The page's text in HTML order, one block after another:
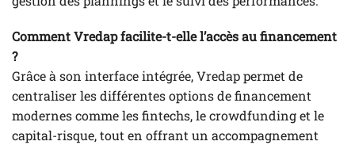
Comment Vredap facilite-t-elle l’accès au financement
?
Grâce à son interface intégrée, Vredap permet de
centraliser les différentes options de financement
modernes comme les fintechs, le crowdfunding et le
capital-risque, tout en offrant un accompagnement